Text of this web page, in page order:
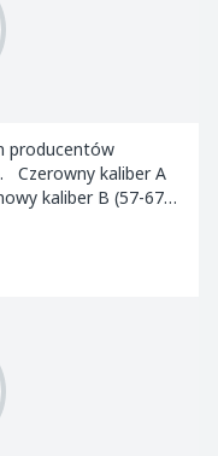
producentów
Czerowny kaliber A
kaliber B (57-67)